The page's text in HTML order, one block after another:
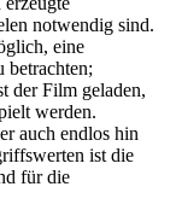
notwendig sind.
eine
betrachten;
der Film geladen,
werden.
auch endlos hin
ist die
für die